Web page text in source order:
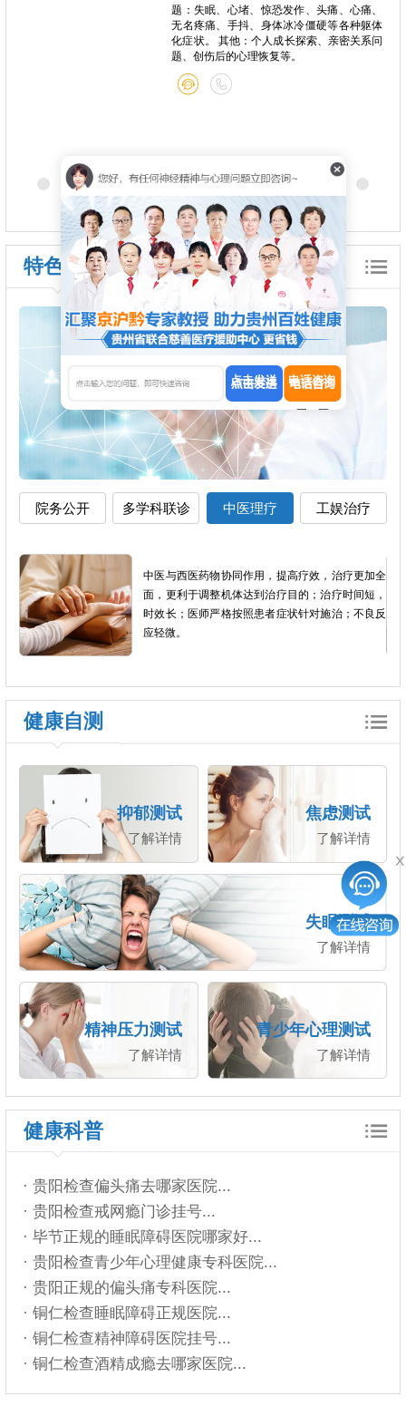
题：失眠、心堵、惊恐发作、头痛、心痛、
无名疼痛、手抖、身体冰冷僵硬等各种躯体
化症状。 其他：个人成长探索、亲密关系问
题、创伤后的心理恢复等。
特色诊疗
院务公开 多学科联诊 中医理疗 工娱治疗
中医与西医药物协同作用，提高疗效，治疗更加全
面，更利于调整机体达到治疗目的；治疗时间短，
时效长；医师严格按照患者症状针对施治；不良反
应轻微。
健康自测
抑郁测试
了解详情
焦虑测试
了解详情
失眠测试
了解详情
精神压力测试
了解详情
青少年心理测试
了解详情
健康科普
· 贵阳检查偏头痛去哪家医院...
· 贵阳检查戒网瘾门诊挂号...
· 毕节正规的睡眠障碍医院哪家好...
· 贵阳检查青少年心理健康专科医院...
· 贵阳正规的偏头痛专科医院...
· 铜仁检查睡眠障碍正规医院...
· 铜仁检查精神障碍医院挂号...
· 铜仁检查酒精成瘾去哪家医院...
点击发送 电话咨询